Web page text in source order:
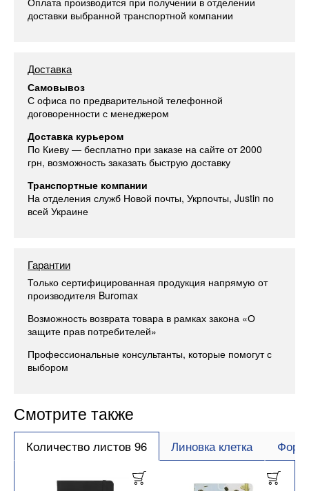
доставки выбранной транспортной компании
Доставка
Самовывоз
С офиса по предварительной телефонной
договоренности с менеджером
Доставка курьером
По Киеву — бесплатно при заказе на сайте от 2000
грн, возможность заказать быструю доставку
Транспортные компании
На отделения служб Новой почты, Укрпочты, Justin по
всей Украине
Гарантии
Только сертифицированная продукция напрямую от
производителя Buromax
Возможность возврата товара в рамках закона «О
защите прав потребителей»
Профессиональные консультанты, которые помогут с
выбором
Смотрите также
Количество листов 96 Линовка клетка